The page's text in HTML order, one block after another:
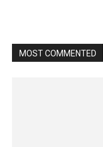
MOST COMMENTED